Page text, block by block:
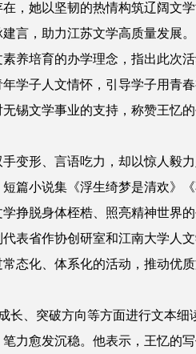
，她以坚韧的热情构筑辽阔文
言，助力江苏文学高质量发展。
养培育的办学理念，指出此次
学子人文情怀，引导学子用青
锡文学事业的支持，称赞王忆
变形、言语吃力，却以惊人毅
篇小说集《浮生绮梦是清欢》《
挣脱身体桎梏、照亮精神世界
代表省作协创研室和江南大学人
态化、体系化的活动，推动优
、突破方向等方面进行文本细
力愈发沉稳。他表示，王忆的